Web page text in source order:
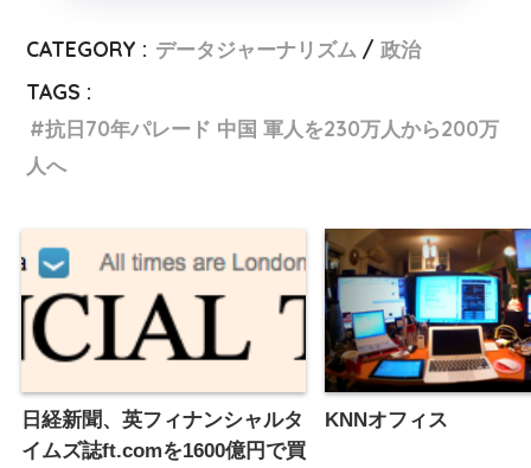
CATEGORY : データジャーナリズム
政治
TAGS :
抗日70年パレード 中国 軍人を230万人から200万
人へ
日経新聞、英フィナンシャルタ
イムズ誌ft.comを1600億円で買
KNNオフィス